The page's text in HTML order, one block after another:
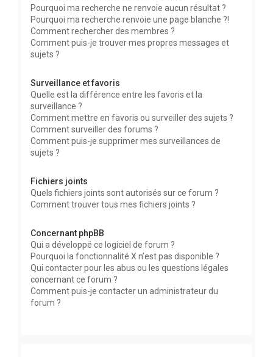
Pourquoi ma recherche ne renvoie aucun résultat ?
Pourquoi ma recherche renvoie une page blanche ?!
Comment rechercher des membres ?
Comment puis-je trouver mes propres messages et
sujets ?
Surveillance et favoris
Quelle est la différence entre les favoris et la
surveillance ?
Comment mettre en favoris ou surveiller des sujets ?
Comment surveiller des forums ?
Comment puis-je supprimer mes surveillances de
sujets ?
Fichiers joints
Quels fichiers joints sont autorisés sur ce forum ?
Comment trouver tous mes fichiers joints ?
Concernant phpBB
Qui a développé ce logiciel de forum ?
Pourquoi la fonctionnalité X n’est pas disponible ?
Qui contacter pour les abus ou les questions légales
concernant ce forum ?
Comment puis-je contacter un administrateur du
forum ?